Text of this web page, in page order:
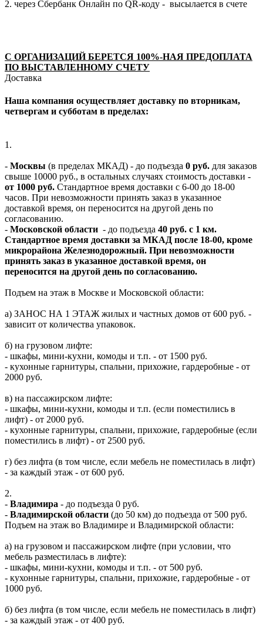
2. через Сбербанк Онлайн по QR-коду - высылается в счете
С ОРГАНИЗАЦИЙ БЕРЕТСЯ 100%-НАЯ ПРЕДОПЛАТА
ПО ВЫСТАВЛЕННОМУ СЧЕТУ
Доставка
Наша компания осуществляет доставку по вторникам,
четвергам и субботам в пределах:
1.
- Москвы (в пределах МКАД) - до подъезда 0 руб. для заказов
свыше 10000 руб., в остальных случаях стоимость доставки -
от 1000 руб. Стандартное время доставки с 6-00 до 18-00
часов. При невозможности принять заказ в указанное
доставкой время, он переносится на другой день по
согласованию.
- Московской области - до подъезда 40 руб. с 1 км.
Стандартное время доставки за МКАД после 18-00, кроме
микрорайона Железнодорожный. При невозможности
принять заказ в указанное доставкой время, он
переносится на другой день по согласованию.
Подъем на этаж в Москве и Московской области:
а) ЗАНОС НА 1 ЭТАЖ жилых и частных домов от 600 руб. -
зависит от количества упаковок.
б) на грузовом лифте:
- шкафы, мини-кухни, комоды и т.п. - от 1500 руб.
- кухонные гарнитуры, спальни, прихожие, гардеробные - от
2000 руб.
в) на пассажирском лифте:
- шкафы, мини-кухни, комоды и т.п. (если поместились в
лифт) - от 2000 руб.
- кухонные гарнитуры, спальни, прихожие, гардеробные (если
поместились в лифт) - от 2500 руб.
г) без лифта (в том числе, если мебель не поместилась в лифт)
- за каждый этаж - от 600 руб.
2.
- Владимира - до подъезда 0 руб.
- Владимирской области (до 50 км) до подъезда от 500 руб.
Подъем на этаж во Владимире и Владимирской области:
а) на грузовом и пассажирском лифте (при условии, что
мебель разместилась в лифте):
- шкафы, мини-кухни, комоды и т.п. - от 500 руб.
- кухонные гарнитуры, спальни, прихожие, гардеробные - от
1000 руб.
б) без лифта (в том числе, если мебель не поместилась в лифт)
- за каждый этаж - от 400 руб.